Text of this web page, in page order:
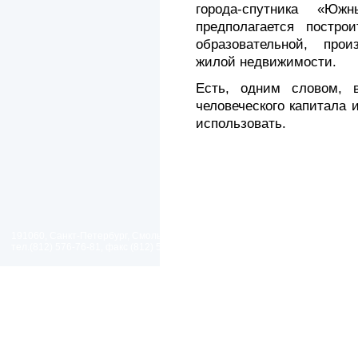
города-спутника
предполагается
образовательной,
жилой недвижимости.
Есть, одним словом,
человеческого
использовать.